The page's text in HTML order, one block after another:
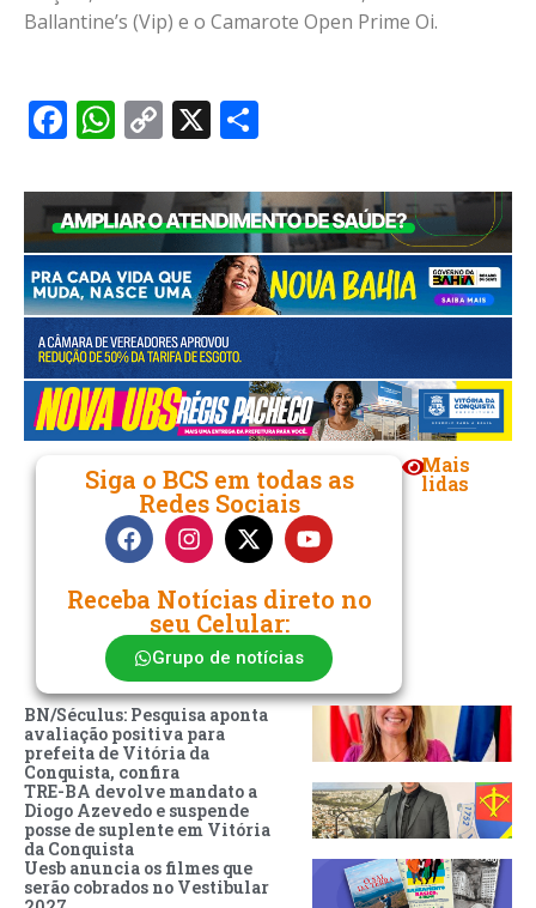
Ballantine’s (Vip) e o Camarote Open Prime Oi.
Facebook
WhatsApp
Copy
X
Siga o BCS em todas as
Redes Sociais
Receba Notícias direto no
seu Celular:
Grupo de notícias
Mais
lidas
BN/Séculus: Pesquisa aponta
avaliação positiva para
prefeita de Vitória da
Conquista, confira
TRE-BA devolve mandato a
Diogo Azevedo e suspende
posse de suplente em Vitória
da Conquista
Uesb anuncia os filmes que
serão cobrados no Vestibular